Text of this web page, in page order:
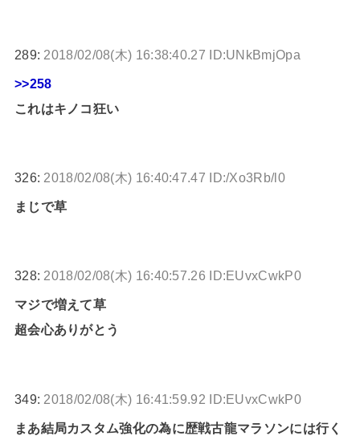
289: 2018/02/08(木) 16:38:40.27 ID:UNkBmjOpa
>>258
これはキノコ狂い
326: 2018/02/08(木) 16:40:47.47 ID:/Xo3Rb/l0
まじで草
328: 2018/02/08(木) 16:40:57.26 ID:EUvxCwkP0
マジで増えて草
超会心ありがとう
349: 2018/02/08(木) 16:41:59.92 ID:EUvxCwkP0
まあ結局カスタム強化の為に歴戦古龍マラソンには行く